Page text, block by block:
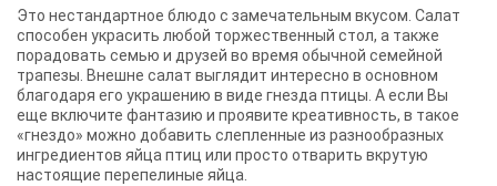
Это нестандартное блюдо с замечательным вкусом. Салат
способен украсить любой торжественный стол, а также
порадовать семью и друзей во время обычной семейной
трапезы. Внешне салат выглядит интересно в основном
благодаря его украшению в виде гнезда птицы. А если Вы
еще включите фантазию и проявите креативность, в такое
«гнездо» можно добавить слепленные из разнообразных
ингредиентов яйца птиц или просто отварить вкрутую
настоящие перепелиные яйца.